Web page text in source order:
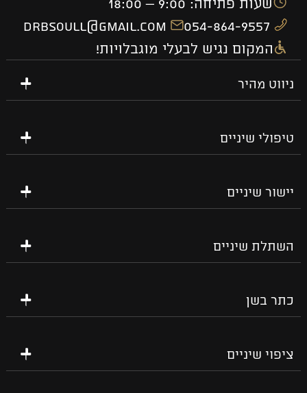
054-864-9557
drbsoull@gmail.com
המקום נגיש לבעלי מוגבלויות!
ניווט מהיר
טיפולי שיניים
יישור שיניים
השתלת שיניים
כתר בשן
ציפוי שיניים